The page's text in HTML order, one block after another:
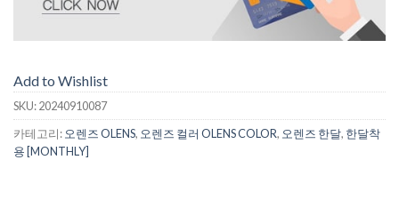
Add to Wishlist
SKU:20240910087
카테고리: 오렌즈 OLENS, 오렌즈 컬러 OLENS COLOR, 오렌즈 한달, 한달착
용 [MONTHLY]